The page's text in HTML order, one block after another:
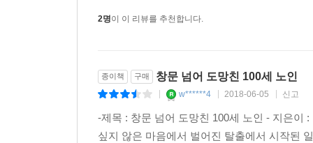
2명이 이 리뷰를 추천합니다.
종이책 구매 창문 넘어 도망친 100세 노인
w******4 2018-06-05 신고
-제목 : 창문 넘어 도망친 100세 노인 - 지은이
싶지 않은 마음에서 벌어진 탈출에서 시작된